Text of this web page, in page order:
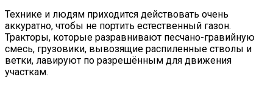
Технике и людям приходится действовать очень
аккуратно, чтобы не портить естественный газон.
Тракторы, которые разравнивают песчано-гравийную
смесь, грузовики, вывозящие распиленные стволы и
ветки, лавируют по разрешённым для движения
участкам.